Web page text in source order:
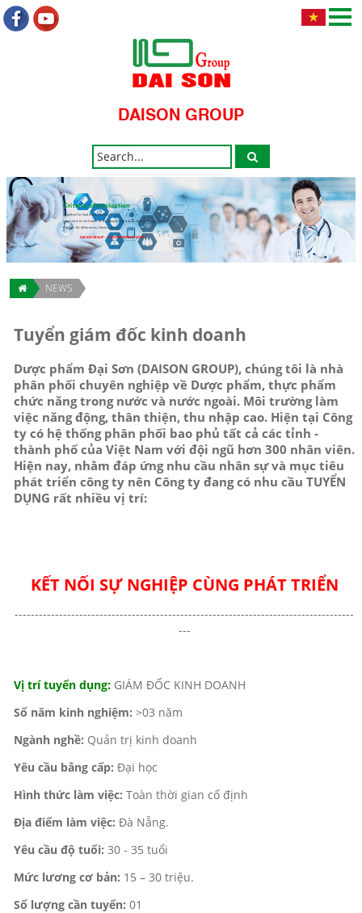
DAISON GROUP
Criteria of evaluation
Together for health community.
Happiness & the health of the people is the evaluation criteria.
Respect for differences, the discovery.
DAISON GROUP - " HEALTH IMPRINT GOLD "
NEWS
Tuyển giám đốc kinh doanh
Dược phẩm Đại Sơn (DAISON GROUP), chúng tôi là nhà
phân phối chuyên nghiệp về Dược phẩm, thực phẩm
chức năng trong nước và nước ngoài. Môi trường làm
việc năng động, thân thiện, thu nhập cao. Hiện tại Công
ty có hệ thống phân phối bao phủ tất cả các tỉnh -
thành phố của Việt Nam với đội ngũ hơn 300 nhân viên.
Hiện nay, nhằm đáp ứng nhu cầu nhân sự và mục tiêu
phát triển công ty nên Công ty đang có nhu cầu TUYỂN
DỤNG rất nhiều vị trí:
KẾT NỐI SỰ NGHIỆP CÙNG PHÁT TRIỂN
------------------------------------------------------------------------------------
---
Vị trí tuyển dụng:GIÁM ĐỐC KINH DOANH
Số năm kinh nghiệm: >03 năm
Ngành nghề: Quản trị kinh doanh
Yêu cầu bằng cấp: Đại học
Hình thức làm việc: Toàn thời gian cố định
Địa điểm làm việc: Đà Nẵng.
Yêu cầu độ tuổi: 30 - 35 tuổi
Mức lương cơ bản: 15 – 30 triệu.
Số lượng cần tuyển: 01